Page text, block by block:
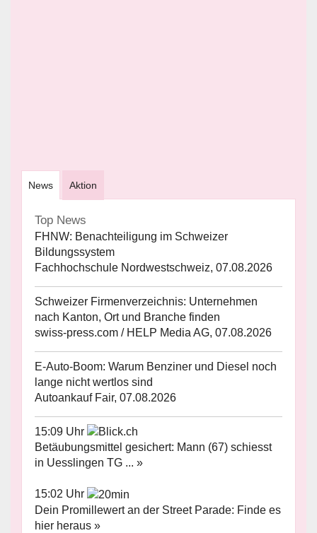
News Aktion
Top News
FHNW: Benachteiligung im Schweizer
Bildungssystem
Fachhochschule Nordwestschweiz, 07.08.2026
Schweizer Firmenverzeichnis: Unternehmen
nach Kanton, Ort und Branche finden
swiss-press.com / HELP Media AG, 07.08.2026
E-Auto-Boom: Warum Benziner und Diesel noch
lange nicht wertlos sind
Autoankauf Fair, 07.08.2026
15:09 Uhr
Betäubungsmittel gesichert: Mann (67) schiesst
in Uesslingen TG ... »
15:02 Uhr
Dein Promillewert an der Street Parade: Finde es
hier heraus »